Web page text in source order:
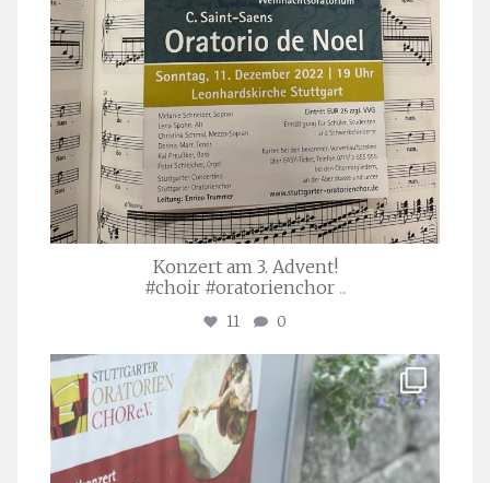
Konzert am 3. Advent!
#choir #oratorienchor ...
11 0
stuttgarter_oratorienchor
Juli 23